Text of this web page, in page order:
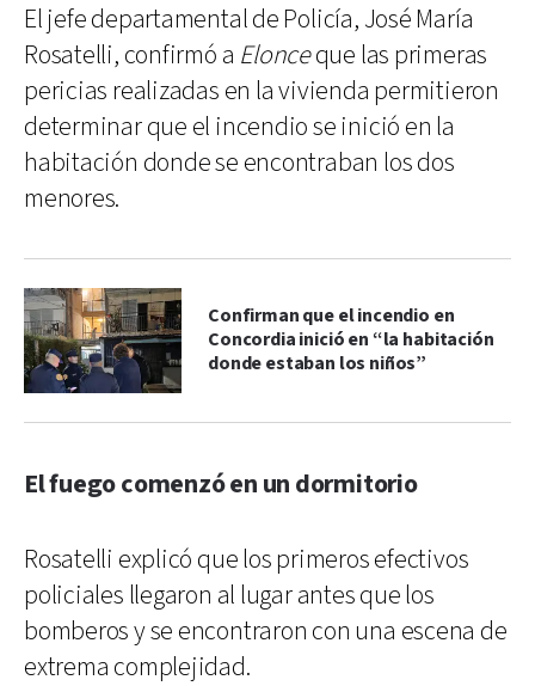
El jefe departamental de Policía, José María
Rosatelli, confirmó a Elonceque las primeras
pericias realizadas en la vivienda permitieron
determinar que el incendio se inició en la
habitación donde se encontraban los dos
menores.
Confirman que el incendio en
Concordia inició en “la habitación
donde estaban los niños”
El fuego comenzó en un dormitorio
Rosatelli explicó que los primeros efectivos
policiales llegaron al lugar antes que los
bomberos y se encontraron con una escena de
extrema complejidad.